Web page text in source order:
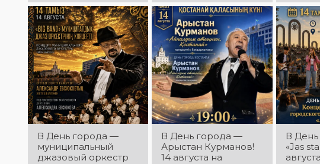
фестиваля
самодеятельного
народного
творчества
В День города —
муниципальный
джазовый оркестр
В День города —
Арыстан Курманов!
14 августа на
В
«Jas